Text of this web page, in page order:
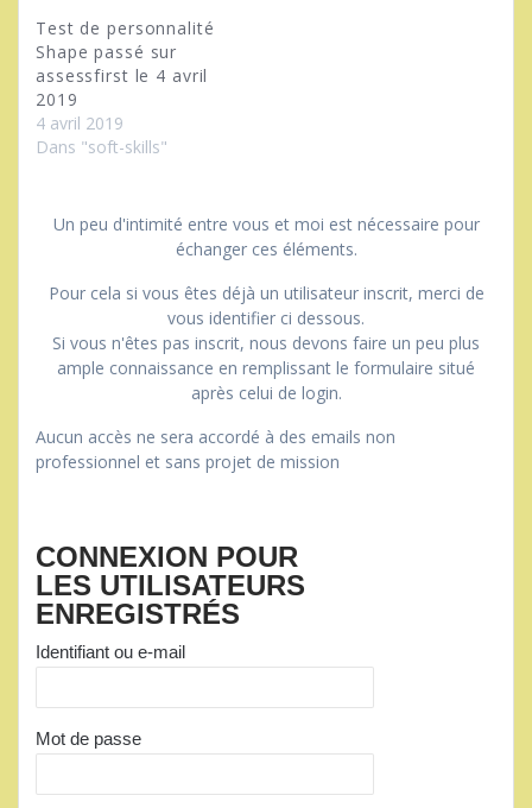
Test de personnalité
Shape passé sur
assessfirst le 4 avril
2019
4 avril 2019
Dans "soft-skills"
Un peu d'intimité entre vous et moi est nécessaire pour
échanger ces éléments.
Pour cela si vous êtes déjà un utilisateur inscrit, merci de
vous identifier ci dessous.
Si vous n'êtes pas inscrit, nous devons faire un peu plus
ample connaissance en remplissant le formulaire situé
après celui de login.
Aucun accès ne sera accordé à des emails non
professionnel et sans projet de mission
CONNEXION POUR
LES UTILISATEURS
ENREGISTRÉS
Identifiant ou e-mail
Mot de passe